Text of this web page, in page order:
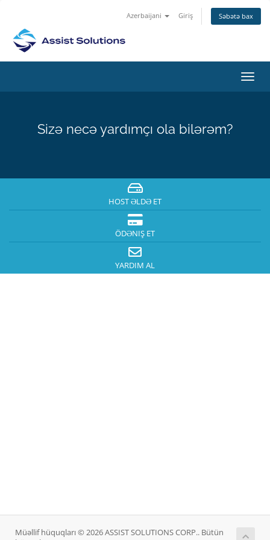
Azerbaijani Giriş Səbətə bax
keçid
Sizə necə yardımçı ola bilərəm?
HOST ƏLDƏ ET
ÖDƏNIŞ ET
YARDIM AL
Müəllif hüquqları © 2026 ASSIST SOLUTIONS CORP.. Bütün